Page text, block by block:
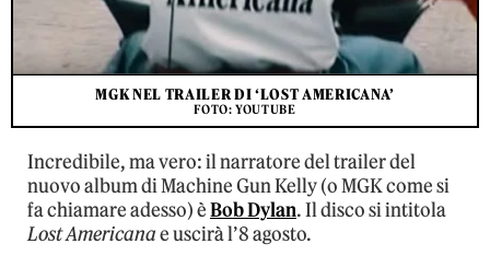
MGK NEL TRAILER DI ‘LOST AMERICANA’
FOTO: YOUTUBE
Incredibile, ma vero: il narratore del trailer del
nuovo album di Machine Gun Kelly (o MGK come si
fa chiamare adesso) èBob Dylan. Il disco si intitola
Lost Americanae uscirà l’8 agosto.